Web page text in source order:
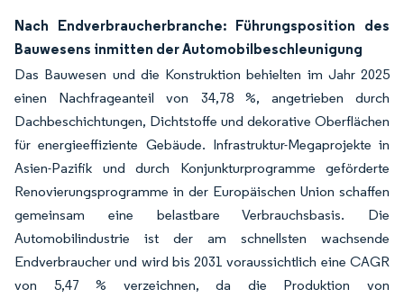
Nach Endverbraucherbranche: Führungsposition des
Bauwesens inmitten der Automobilbeschleunigung
Das Bauwesen und die Konstruktion behielten im Jahr 2025
einen Nachfrageanteil von 34,78 %, angetrieben durch
Dachbeschichtungen, Dichtstoffe und dekorative Oberflächen
für energieeffiziente Gebäude. Infrastruktur-Megaprojekte in
Asien-Pazifik und durch Konjunkturprogramme geförderte
Renovierungsprogramme in der Europäischen Union schaffen
gemeinsam eine belastbare Verbrauchsbasis. Die
Automobilindustrie ist der am schnellsten wachsende
Endverbraucher und wird bis 2031 voraussichtlich eine CAGR
von 5,47 % verzeichnen, da die Produktion von